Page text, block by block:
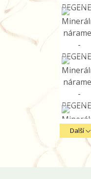
Další